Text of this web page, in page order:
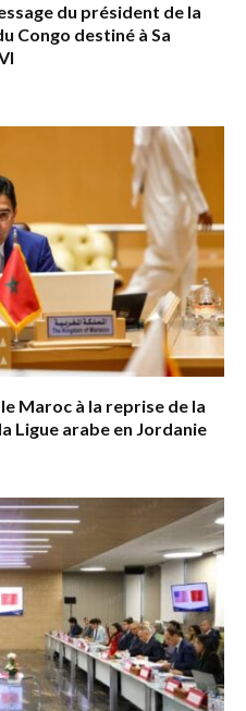
du président de la
Congo destiné à Sa
Maroc à la reprise de la
Ligue arabe en Jordanie